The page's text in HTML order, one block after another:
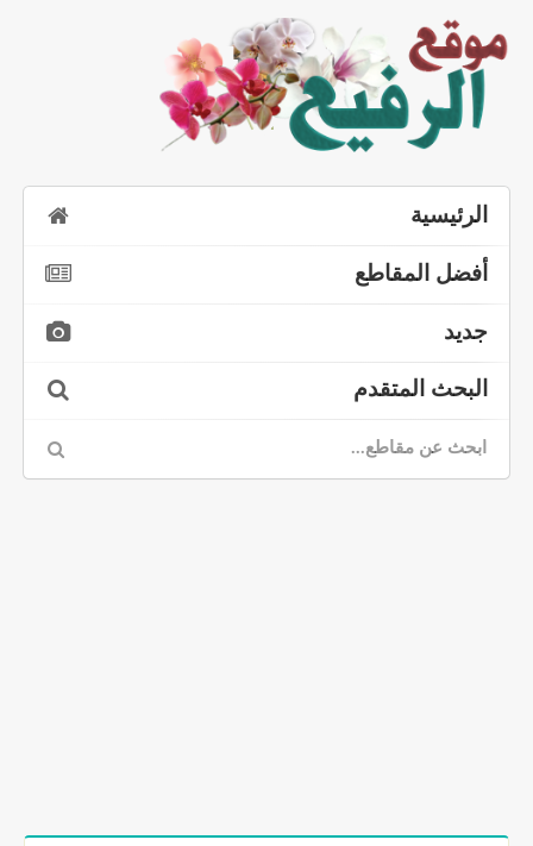
الرئيسية
أفضل المقاطع
جديد
البحث المتقدم